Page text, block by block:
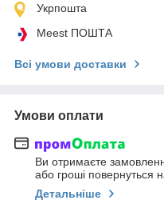
Укрпошта
Meest ПОШТА
Всі умови доставки
Умови оплати
Ви отримаєте
або гроші повернуться
Детальніше